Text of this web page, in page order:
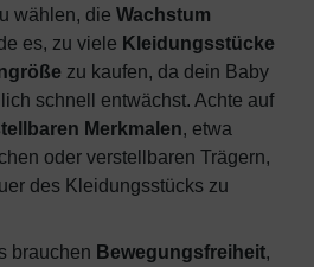
wählen, die Wachstum
es, zu viele Kleidungsstücke
zu kaufen, da dein Baby
schnell entwächst. Achte auf
Merkmalen, etwa
oder verstellbaren Trägern,
des Kleidungsstücks zu
brauchen Bewegungsfreiheit,